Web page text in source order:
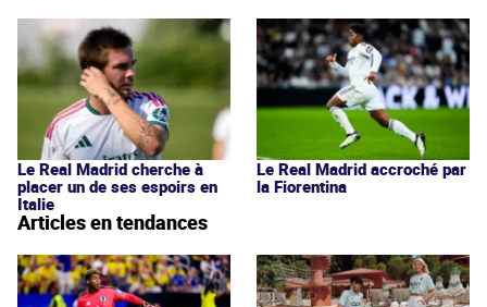
Le Real Madrid cherche à
placer un de ses espoirs en
Italie
Le Real Madrid accroché par
la Fiorentina
Articles en tendances